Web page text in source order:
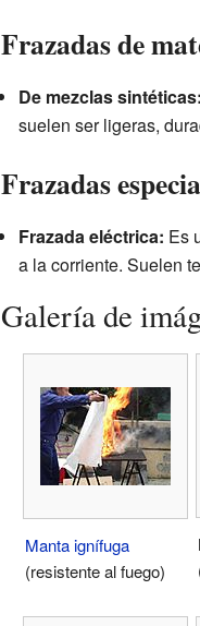
Frazadas de
De mezclas sintéticas:
suelen ser ligeras,
Frazadas
Frazada eléctrica: Es
a la corriente. Suelen
Galería de
Manta ignífuga
(resistente al fuego)